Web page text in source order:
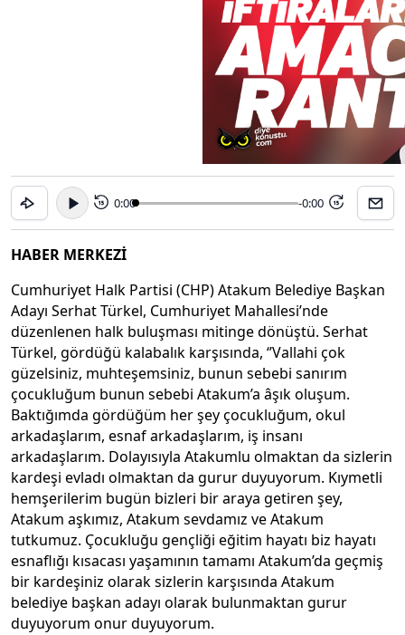
15 0:00 -0:00 15
HABER MERKEZİ
Cumhuriyet Halk Partisi (CHP) Atakum Belediye Başkan
Adayı Serhat Türkel, Cumhuriyet Mahallesi’nde
düzenlenen halk buluşması mitinge dönüştü. Serhat
Türkel, gördüğü kalabalık karşısında, ‘’Vallahi çok
güzelsiniz, muhteşemsiniz, bunun sebebi sanırım
çocukluğum bunun sebebi Atakum’a âşık oluşum.
Baktığımda gördüğüm her şey çocukluğum, okul
arkadaşlarım, esnaf arkadaşlarım, iş insanı
arkadaşlarım. Dolayısıyla Atakumlu olmaktan da sizlerin
kardeşi evladı olmaktan da gurur duyuyorum. Kıymetli
hemşerilerim bugün bizleri bir araya getiren şey,
Atakum aşkımız, Atakum sevdamız ve Atakum
tutkumuz. Çocukluğu gençliği eğitim hayatı biz hayatı
esnaflığı kısacası yaşamının tamamı Atakum’da geçmiş
bir kardeşiniz olarak sizlerin karşısında Atakum
belediye başkan adayı olarak bulunmaktan gurur
duyuyorum onur duyuyorum.